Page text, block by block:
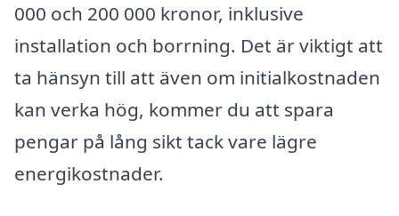
000 och 200 000 kronor, inklusive
installation och borrning. Det är viktigt att
ta hänsyn till att även om initialkostnaden
kan verka hög, kommer du att spara
pengar på lång sikt tack vare lägre
energikostnader.